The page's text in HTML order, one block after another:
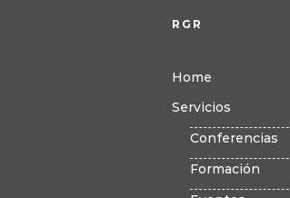
RGR
Home
Servicios
Conferencias
Formación